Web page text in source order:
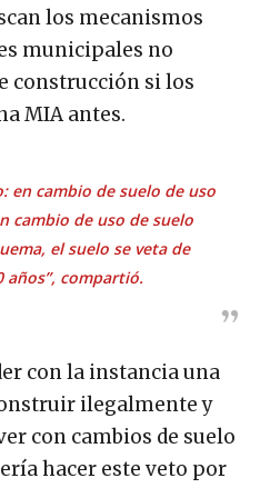
los mecanismos
municipales no
construcción si los
MIA antes.
en cambio de suelo de uso
cambio de uso de suelo
el suelo se veta de
años”, compartió.
con la instancia una
ilegalmente y
con cambios de suelo
hacer este veto por